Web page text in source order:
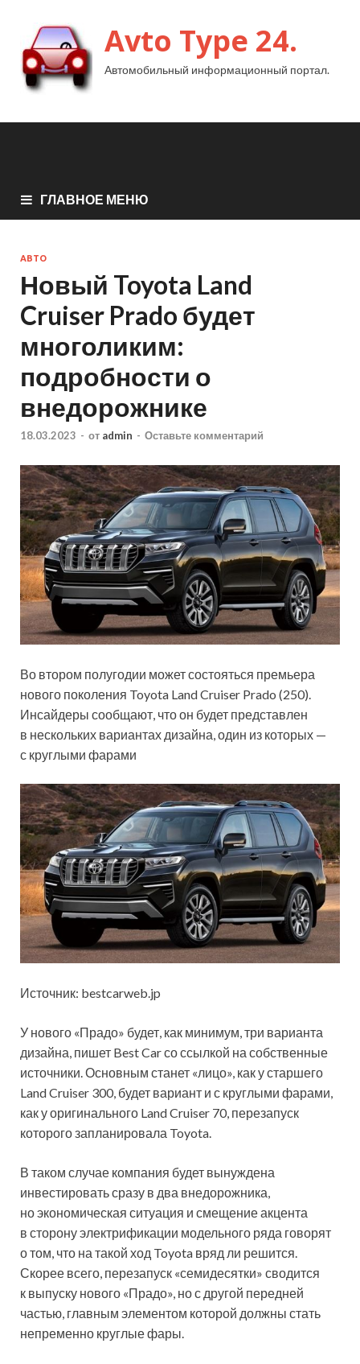
Avto Type 24.
Автомобильный информационный портал.
ГЛАВНОЕ МЕНЮ
АВТО
Новый Toyota Land
Cruiser Prado будет
многоликим:
подробности о
внедорожнике
18.03.2023 - от admin - Оставьте комментарий
Во втором полугодии может состояться премьера
нового поколения Toyota Land Cruiser Prado (250).
Инсайдеры сообщают, что он будет представлен
в нескольких вариантах дизайна, один из которых —
с круглыми фарами
Источник: bestcarweb.jp
У нового «Прадо» будет, как минимум, три варианта
дизайна, пишет Best Car со ссылкой на собственные
источники. Основным станет «лицо», как у старшего
Land Cruiser 300, будет вариант и с круглыми фарами,
как у оригинального Land Cruiser 70, перезапуск
которого запланировала Toyota.
В таком случае компания будет вынуждена
инвестировать сразу в два внедорожника,
но экономическая ситуация и смещение акцента
в сторону электрификации модельного ряда говорят
о том, что на такой ход Toyota вряд ли решится.
Скорее всего, перезапуск «семидесятки» сводится
к выпуску нового «Прадо», но с другой передней
частью, главным элементом которой должны стать
непременно круглые фары.